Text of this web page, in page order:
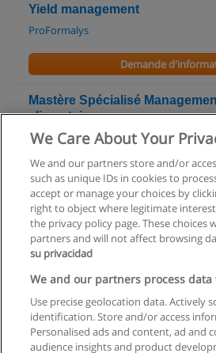
Yield management
ProFormalys
Demande
Mastère Spécialisé
alimentaire
AgroParisTech - Institut des sciences et
Demande
Règles
Confidentialité des
Contacter
We Care About Your
We and our partners store and/or
such as unique IDs in cookies to
accept or manage your choices by
right to object where legitimate
the privacy policy page. These choices
partners and will not affect browsing
su privacidad
We and our partners process data
Use precise geolocation data. Actively
identification. Store and/or access
Personalised ads and content, ad and
audience insights and product